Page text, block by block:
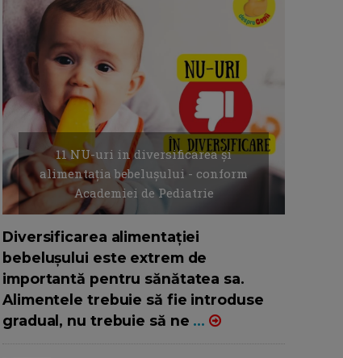
11 NU-uri in diversificarea și
alimentația bebelușului - conform
Academiei de Pediatrie
Diversificarea alimentației
bebelușului este extrem de
importantă pentru sănătatea sa.
Alimentele trebuie să fie introduse
gradual, nu trebuie să ne ...